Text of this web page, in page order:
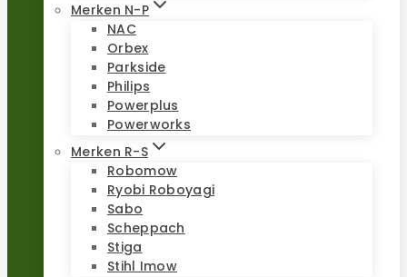
Merken N-P
NAC
Orbex
Parkside
Philips
Powerplus
Powerworks
Merken R-S
Robomow
Ryobi Roboyagi
Sabo
Scheppach
Stiga
Stihl Imow